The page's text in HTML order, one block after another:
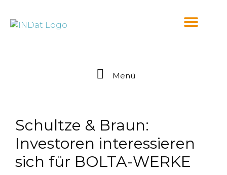
Menü
Schultze & Braun:
Investoren interessieren
sich für BOLTA-WERKE